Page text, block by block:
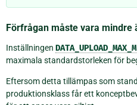
Förfrågan måste vara mindre
Inställningen
maximala standardstorleken för
Eftersom detta tillämpas som
produktionsklass får ett